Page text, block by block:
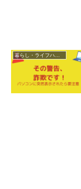
暮らし・ライフハック